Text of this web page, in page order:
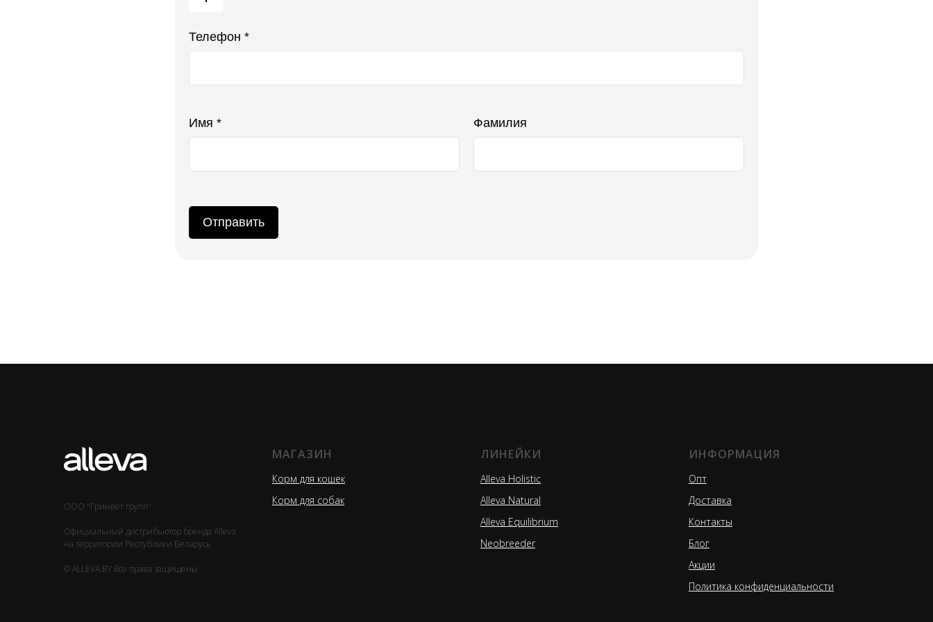
Телефон *
Имя * Фамилия
Отправить
ООО "Гринвет групп"
Официальный дистрибьютор бренда Alleva
на территории Республики Беларусь
© ALLEVA.BY Все права защищены
МАГАЗИН
Корм для кошек
Корм для собак
ЛИНЕЙКИ
Alleva Holistic
Alleva Natural
Alleva Equilibrium
Neobreeder
ИНФОРМАЦИЯ
Опт
Доставка
Контакты
Блог
Акции
Политика конфиденциальности